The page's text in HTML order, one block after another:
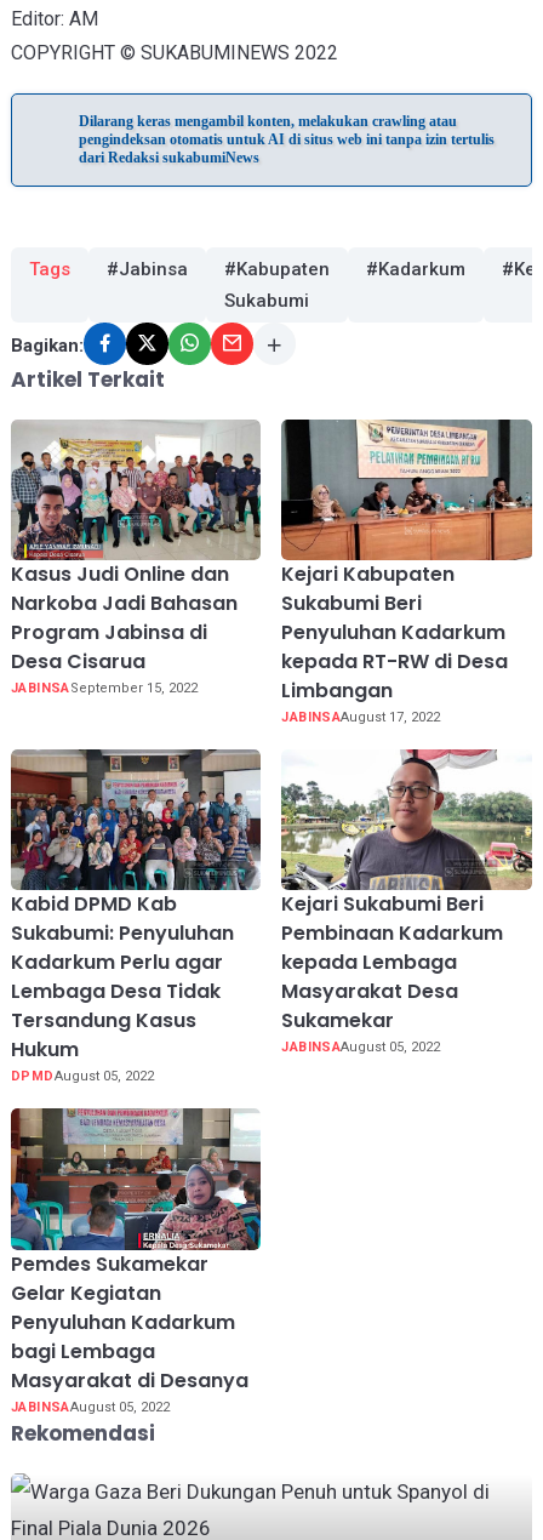
Editor: AM
COPYRIGHT © SUKABUMINEWS 2022
Dilarang keras mengambil konten, melakukan crawling atau
pengindeksan otomatis untuk AI di situs web ini tanpa izin tertulis
dari Redaksi sukabumiNews
Tags #Jabinsa
#Kabupaten
Sukabumi
#Kadarkum
Bagikan:
Artikel Terkait
Kasus Judi Online dan
Narkoba Jadi Bahasan
Program Jabinsa di
Desa Cisarua
JABINSASeptember 15, 2022
Kejari Kabupaten
Sukabumi Beri
Penyuluhan Kadarkum
kepada RT-RW di Desa
Limbangan
JABINSAAugust 17, 2022
Kabid DPMD Kab
Sukabumi: Penyuluhan
Kadarkum Perlu agar
Lembaga Desa Tidak
Tersandung Kasus
Hukum
DPMDAugust 05, 2022
Kejari Sukabumi Beri
Pembinaan Kadarkum
kepada Lembaga
Masyarakat Desa
Sukamekar
JABINSAAugust 05, 2022
Pemdes Sukamekar
Gelar Kegiatan
Penyuluhan Kadarkum
bagi Lembaga
Masyarakat di Desanya
JABINSAAugust 05, 2022
Rekomendasi